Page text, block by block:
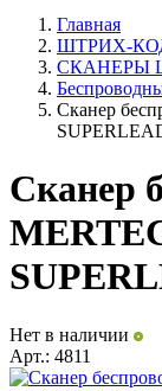
Главная
ШТРИХ-
СКАНЕРЫ
Сканер
Сканер
Нет в наличии
Арт.: 4811